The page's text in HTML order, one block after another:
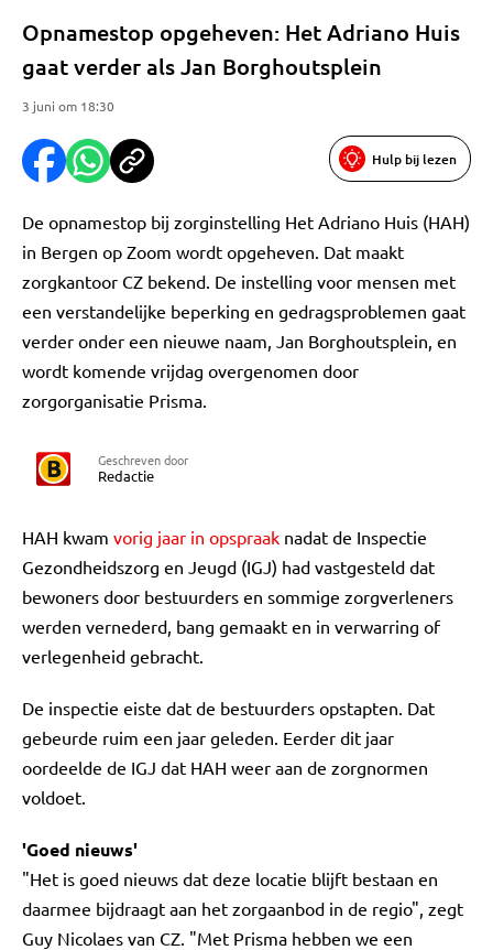
Opnamestop opgeheven: Het Adriano Huis
gaat verder als Jan Borghoutsplein
3 juni om 18:30
Hulp bij lezen
De opnamestop bij zorginstelling Het Adriano Huis (HAH)
in Bergen op Zoom wordt opgeheven. Dat maakt
zorgkantoor CZ bekend. De instelling voor mensen met
een verstandelijke beperking en gedragsproblemen gaat
verder onder een nieuwe naam, Jan Borghoutsplein, en
wordt komende vrijdag overgenomen door
zorgorganisatie Prisma.
Geschreven door
Redactie
HAH kwam vorig jaar in opspraak nadat de Inspectie
Gezondheidszorg en Jeugd (IGJ) had vastgesteld dat
bewoners door bestuurders en sommige zorgverleners
werden vernederd, bang gemaakt en in verwarring of
verlegenheid gebracht.
De inspectie eiste dat de bestuurders opstapten. Dat
gebeurde ruim een jaar geleden. Eerder dit jaar
oordeelde de IGJ dat HAH weer aan de zorgnormen
voldoet.
'Goed nieuws'
"Het is goed nieuws dat deze locatie blijft bestaan en
daarmee bijdraagt aan het zorgaanbod in de regio", zegt
Guy Nicolaes van CZ. "Met Prisma hebben we een